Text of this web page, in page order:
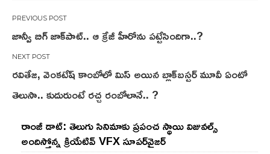
Post
navigation
జాన్వీ బిగ్ జాక్‌పాట్‌.. ఆ క్రేజీ హీరోను ప‌ట్టేసిందిగా..?
రవితేజ, వెంకటేష్ కాంబోలో మిస్ అయిన బ్లాక్‌బస్టర్ మూవీ ఏంటో
తెలుసా.. కుదురుంటే రచ్చ రంబోలానే.. ?
రాంజీ డాట్: తెలుగు సినిమాకు ప్రపంచ స్థాయి విజువల్స్
అందిస్తోన్న క్రియేటివ్ VFX సూపర్‌వైజర్